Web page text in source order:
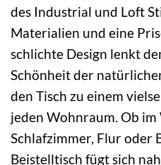
des Industrial und Loft
Materialien und eine
schlichte Design lenkt
Schönheit der
den Tisch zu einem
jeden Wohnraum. Ob
Schlafzimmer, Flur oder
Beistelltisch fügt sich